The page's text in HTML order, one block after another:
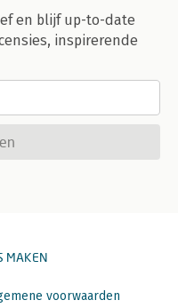
en blijf up-to-date
inspirerende
MAKEN
voorwaarden